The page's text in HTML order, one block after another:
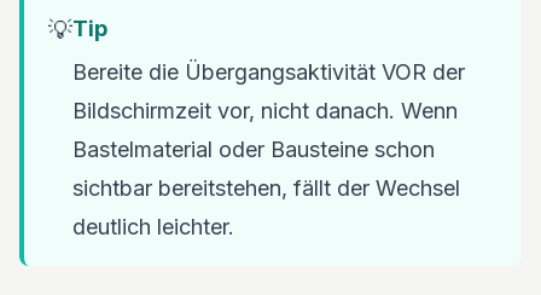
💡Tip
Bereite die Übergangsaktivität VOR der
Bildschirmzeit vor, nicht danach. Wenn
Bastelmaterial oder Bausteine schon
sichtbar bereitstehen, fällt der Wechsel
deutlich leichter.